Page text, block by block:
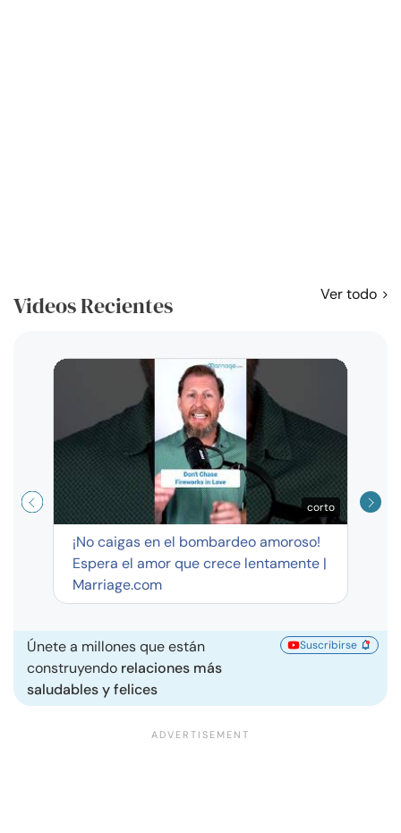
Videos Recientes Ver todo
corto
¡No caigas en el bombardeo amoroso!
Espera el amor que crece lentamente |
Marriage.com
Únete a millones que están
construyendo relaciones más
saludables y felices
Suscribirse